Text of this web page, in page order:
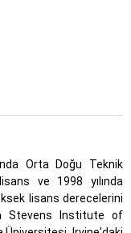
Orta Doğu Teknik
ve 1998 yılında
lisans derecelerini
Stevens Institute of